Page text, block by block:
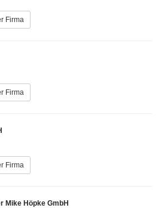
Firma
Firma
Firma
Mike Höpke GmbH